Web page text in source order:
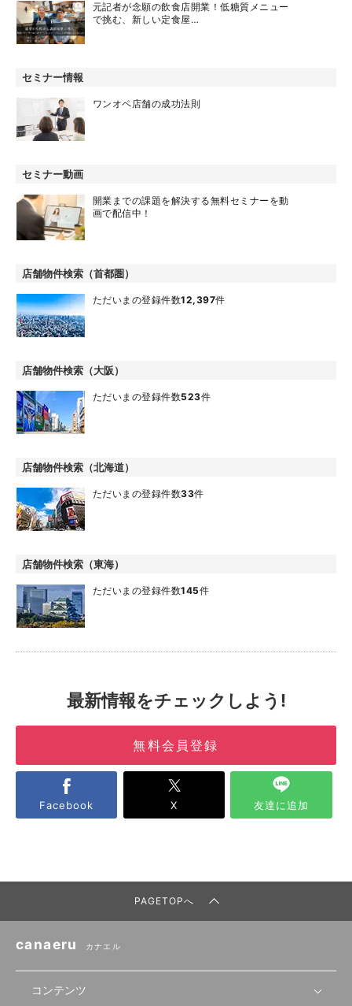
元記者が念願の飲食店開業！低糖質メニュー
で挑む、新しい定食屋…
セミナー情報
ワンオペ店舗の成功法則
セミナー動画
開業までの課題を解決する無料セミナーを動
画で配信中！
店舗物件検索（首都圏）
ただいまの登録件数12,397件
店舗物件検索（大阪）
ただいまの登録件数523件
店舗物件検索（北海道）
ただいまの登録件数33件
店舗物件検索（東海）
ただいまの登録件数145件
最新情報をチェックしよう!
無料会員登録
Facebook X 友達に追加
PAGETOPへ
canaeru カナエル
コンテンツ